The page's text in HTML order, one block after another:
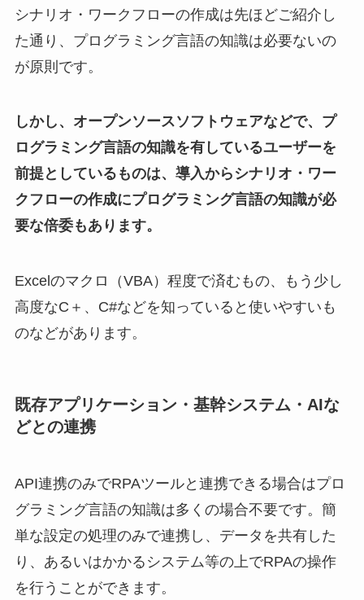
シナリオ・ワークフローの作成は先ほどご紹介し
た通り、プログラミング言語の知識は必要ないの
が原則です。
しかし、オープンソースソフトウェアなどで、プ
ログラミング言語の知識を有しているユーザーを
前提としているものは、導入からシナリオ・ワー
クフローの作成にプログラミング言語の知識が必
要な倍委もあります。
Excelのマクロ（VBA）程度で済むもの、もう少し
高度なC＋、C#などを知っていると使いやすいも
のなどがあります。
既存アプリケーション・基幹システム・AIな
どとの連携
API連携のみでRPAツールと連携できる場合はプロ
グラミング言語の知識は多くの場合不要です。簡
単な設定の処理のみで連携し、データを共有した
り、あるいはかかるシステム等の上でRPAの操作
を行うことができます。